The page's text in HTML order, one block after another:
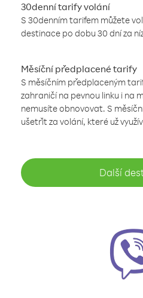
30denní tarify volání
S 30denním tarifem můžete
destinace po dobu 30 dní za
Měsíční předplacené tarify
S měsíčním předplaceným
zahraničí na pevnou linku i na
nemusíte obnovovat. S
ušetřit za volání, které už
Další